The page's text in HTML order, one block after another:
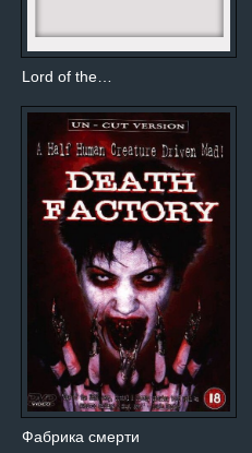
Lord of the…
Фабрика смерти